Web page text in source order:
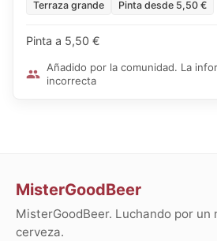
Terraza grande Pinta desde 5,50 €
Pinta a 5,50 €
Añadido por la comunidad. La
incorrecta
MisterGoodBeer
MisterGoodBeer. Luchando por un
cerveza.